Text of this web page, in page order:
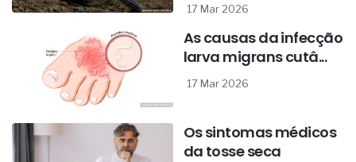
17 Mar 2026
As causas da infecção
larva migrans cutâ...
17 Mar 2026
Os sintomas médicos
da tosse seca